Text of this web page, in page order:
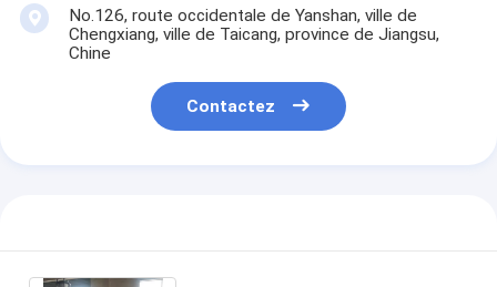
No.126, route occidentale de Yanshan, ville de
Chengxiang, ville de Taicang, province de Jiangsu,
Chine
Contactez